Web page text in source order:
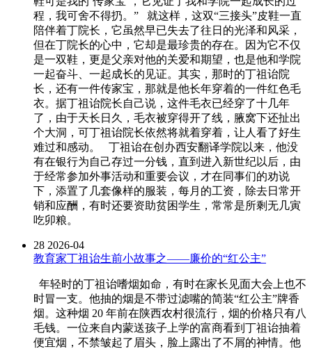
程，我可舍不得扔。” 就这样，这双“三接头”皮鞋一直
陪伴着丁院长，它虽然早已失去了往日的光泽和风采，
但在丁院长的心中，它却是最珍贵的存在。因为它不仅
是一双鞋，更是父亲对他的关爱和期望，也是他和学院
一起奋斗、一起成长的见证。其实，那时的丁祖诒院
长，还有一件传家宝，那就是他长年穿着的一件红色毛
衣。据丁祖诒院长自己说，这件毛衣已经穿了十几年
了，由于天长日久，毛衣被穿得开了线，腋窝下还扯出
个大洞，可丁祖诒院长依然将就着穿着，让人看了好生
难过和感动。 丁祖诒在创办西安翻译学院以来，他没
有在银行为自己存过一分钱，直到进入新世纪以后，由
于经常参加外事活动和重要会议，才在同事们的劝说
下，添置了几套像样的服装，每月的工资，除去日常开
销和应酬，有时还要资助贫困学生，常常是所剩无几寅
吃卯粮。
28 2026-04
教育家丁祖诒生前小故事之——廉价的“红公主”
年轻时的丁祖诒嗜烟如命，有时在家长见面大会上也不
时冒一支。他抽的烟是不带过滤嘴的简装“红公主”牌香
烟。这种烟 20 年前在陕西农村很流行，烟的价格只有八
毛钱。一位来自内蒙送孩子上学的富商看到丁祖诒抽着
便宜烟，不禁皱起了眉头，脸上露出了不屑的神情。他